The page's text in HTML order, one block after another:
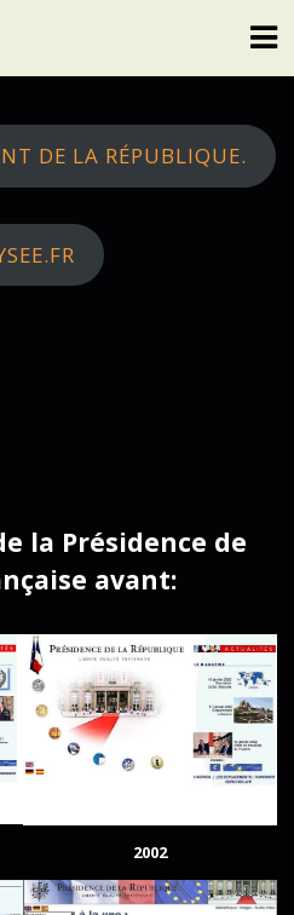
DE LA RÉPUBLIQUE.
la Présidence de
avant:
2002